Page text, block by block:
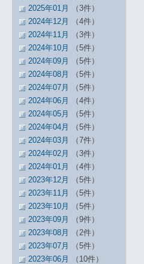
2025年01月
（3件）
2024年12月
（4件）
2024年11月
（3件）
2024年10月
（5件）
2024年09月
（5件）
2024年08月
（5件）
2024年07月
（5件）
2024年06月
（4件）
2024年05月
（5件）
2024年04月
（5件）
2024年03月
（7件）
2024年02月
（3件）
2024年01月
（4件）
2023年12月
（5件）
2023年11月
（5件）
2023年10月
（5件）
2023年09月
（9件）
2023年08月
（2件）
2023年07月
（5件）
2023年06月
（10件）